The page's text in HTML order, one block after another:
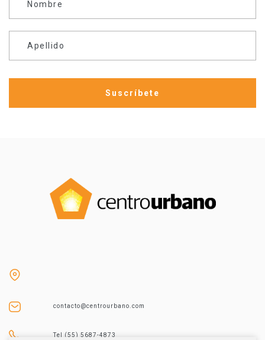
Nombre
Apellido
contacto@centrourbano.com
Tel (55) 5687-4873